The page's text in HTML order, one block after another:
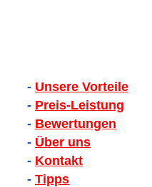
- Unsere Vorteile
- Preis-Leistung
- Bewertungen
- Über uns
- Kontakt
- Tipps